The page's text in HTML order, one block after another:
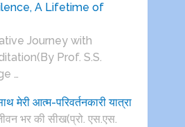
A Lifetime of
Journey with
Prof. S.S.
…
मेरी आत्म-परिवर्तनकारी यात्रा
भर की सीख(प्रो. एस.एस.